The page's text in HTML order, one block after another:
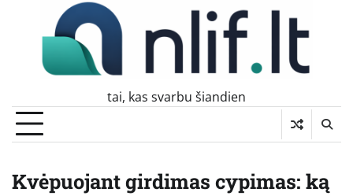
tai, kas svarbu šiandien
Kvėpuojant girdimas cypimas: ką